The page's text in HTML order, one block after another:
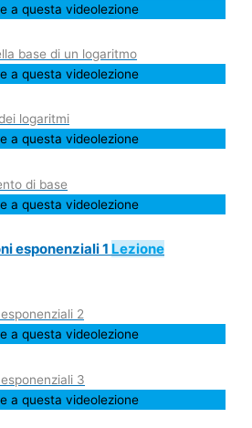
a questa videolezione
base di un logaritmo
a questa videolezione
logaritmi
a questa videolezione
di base
a questa videolezione
esponenziali 1 Lezione
2
a questa videolezione
3
a questa videolezione